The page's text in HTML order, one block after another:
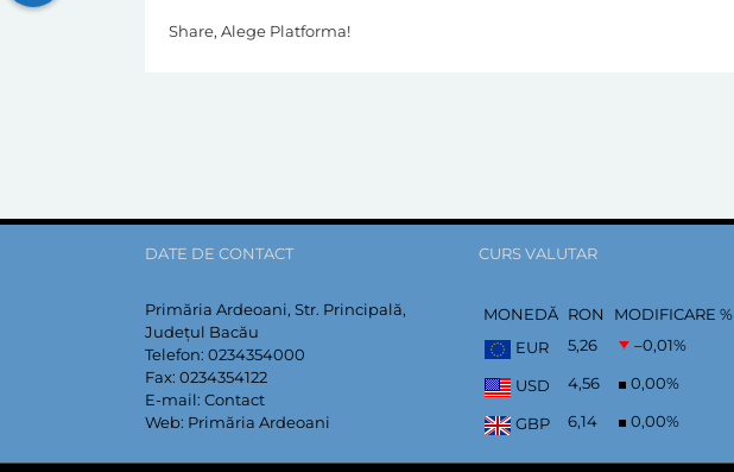
Share, Alege Platforma!
DATE DE CONTACT
Primăria Ardeoani, Str. Principală,
Județul Bacău
Telefon: 0234354000
Fax: 0234354122
E-mail: Contact
Web: Primăria Ardeoani
CURS VALUTAR
MONEDĂ RON
MODIFICARE %
EUR
5,26 –0,01%
USD 4,56 0,00%
GBP 6,14 0,00%